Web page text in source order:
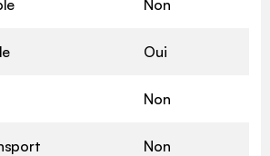
Non
Oui
Non
Non